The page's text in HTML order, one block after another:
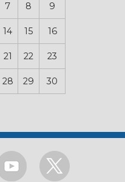
7 8 9
14 15 16
21 22 23
28 29 30